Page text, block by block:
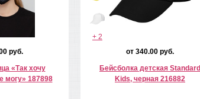
руб.
«Так хочу
могу» 187898
+ 2
от 340.00 руб.
Бейсболка детская Standard
Kids, черная 216882